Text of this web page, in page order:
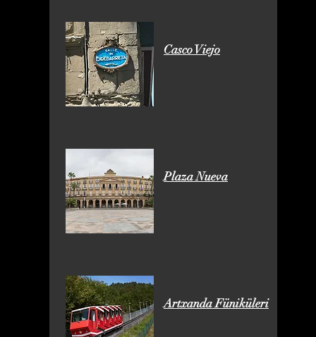
Casco Viejo
Plaza Nueva
Artxanda Füniküleri